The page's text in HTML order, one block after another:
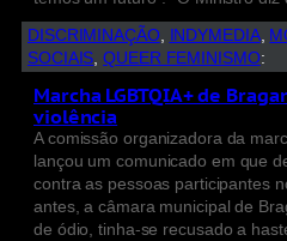
DISCRIMINAÇÃO, INDYMEDIA,
SOCIAIS, QUEER FEMINISMO:
Marcha LGBTQIA+ de
violência
A comissão organizadora da
lançou um comunicado em que
contra as pessoas participantes
antes, a câmara municipal de
de ódio, tinha-se recusado a